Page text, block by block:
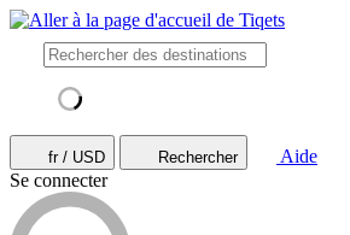
fr / USD Rechercher
Aide
Se connecter